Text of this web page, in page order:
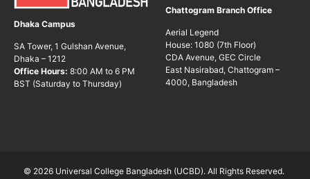
Dhaka Campus
SA Tower, 1 Gulshan Avenue,
Dhaka – 1212
Office Hours: 8:00 AM to 6 PM
BST (Saturday to Thursday)
Chattogram Branch Office
Aerial Legend
House: 1080 (7th Floor)
CDA Avenue, GEC Circle
East Nasirabad, Chattogram –
4000, Bangladesh
© 2026 Universal College Bangladesh (UCBD). All Rights Reserved.